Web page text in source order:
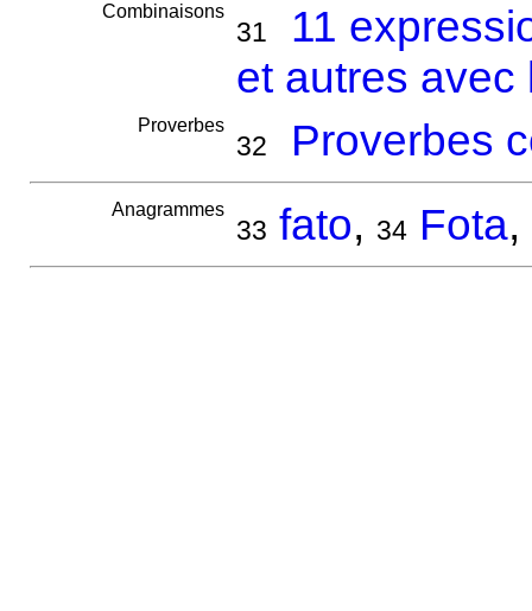
Combinaisons
31
11
et autres avec
Proverbes
32 Proverbes
Anagrammes
33 fato, 34 Fota,